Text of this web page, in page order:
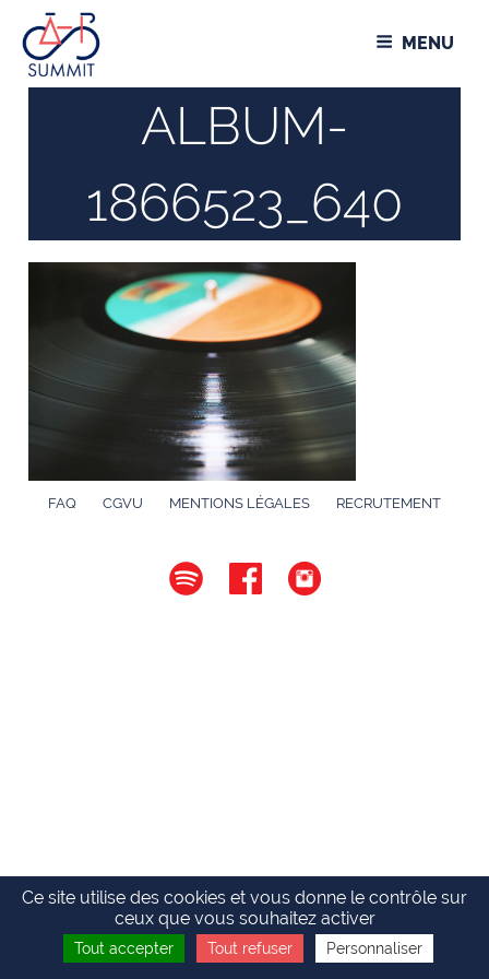
contenu
principal
MENU
ALBUM-
1866523_640
FAQ CGVU MENTIONS LÉGALES RECRUTEMENT
Panneau de gestion des cookies
Ce site utilise des cookies et vous donne le contrôle sur
ceux que vous souhaitez activer
Tout accepter Tout refuser Personnaliser